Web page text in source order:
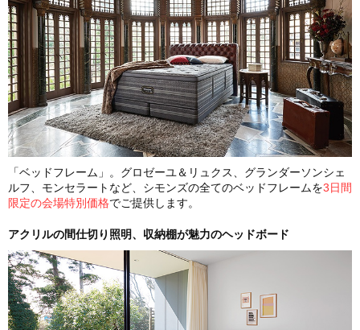
「ベッドフレーム」。グロゼーユ＆リュクス、グランダーソンシェ
ルフ、モンセラートなど、シモンズの全てのベッドフレームを3日間
限定の会場特別価格でご提供します。
アクリルの間仕切り照明、収納棚が魅力のヘッドボード